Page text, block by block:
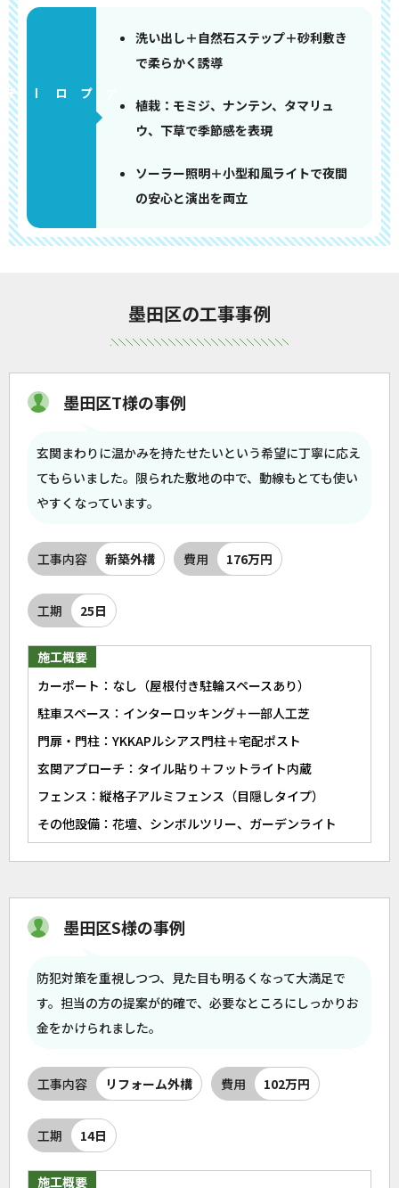
アプローチ
洗い出し＋自然石ステップ＋砂利敷き
で柔らかく誘導
植栽：モミジ、ナンテン、タマリュ
ウ、下草で季節感を表現
ソーラー照明＋小型和風ライトで夜間
の安心と演出を両立
墨田区の工事事例
墨田区T様の事例
玄関まわりに温かみを持たせたいという希望に丁寧に応え
てもらいました。限られた敷地の中で、動線もとても使い
やすくなっています。
工事内容 新築外構 費用 176万円
工期 25日
施工概要
カーポート：なし（屋根付き駐輪スペースあり）
駐車スペース：インターロッキング＋一部人工芝
門扉・門柱：YKKAPルシアス門柱＋宅配ポスト
玄関アプローチ：タイル貼り＋フットライト内蔵
フェンス：縦格子アルミフェンス（目隠しタイプ）
その他設備：花壇、シンボルツリー、ガーデンライト
墨田区S様の事例
防犯対策を重視しつつ、見た目も明るくなって大満足で
す。担当の方の提案が的確で、必要なところにしっかりお
金をかけられました。
工事内容 リフォーム外構 費用 102万円
工期 14日
施工概要